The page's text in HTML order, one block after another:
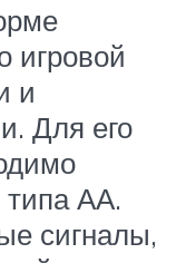
игровой
и
Для его
типа АА.
сигналы,